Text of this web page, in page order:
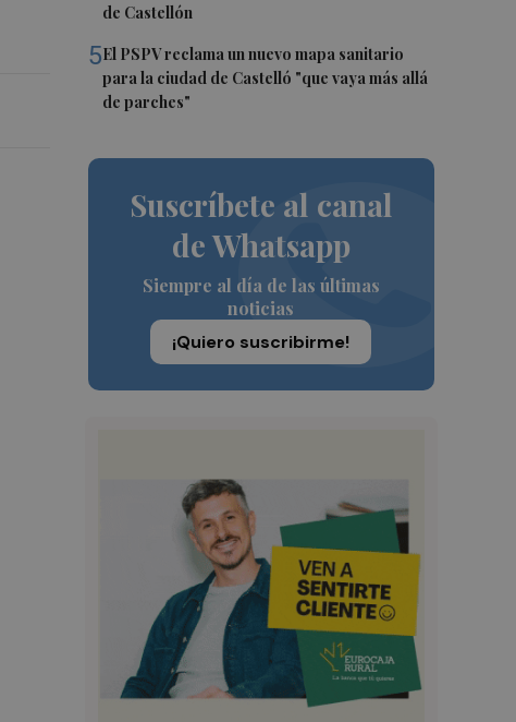
de Castellón
5El PSPV reclama un nuevo mapa sanitario
para la ciudad de Castelló "que vaya más allá
de parches"
Suscríbete al canal
de Whatsapp
Siempre al día de las últimas
noticias
¡Quiero suscribirme!